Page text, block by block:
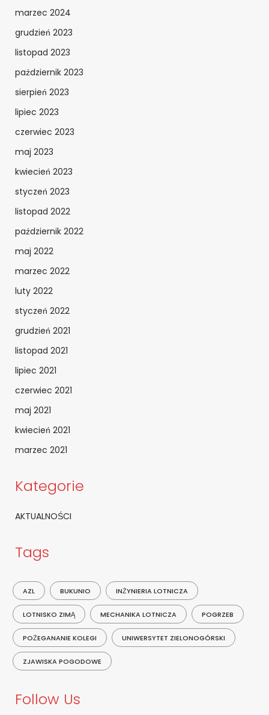
marzec 2024
grudzień 2023
listopad 2023
październik 2023
sierpień 2023
lipiec 2023
czerwiec 2023
maj 2023
kwiecień 2023
styczeń 2023
listopad 2022
październik 2022
maj 2022
marzec 2022
luty 2022
styczeń 2022
grudzień 2021
listopad 2021
lipiec 2021
czerwiec 2021
maj 2021
kwiecień 2021
marzec 2021
Kategorie
AKTUALNOŚCI
Tags
AZL BUKUNIO INŻYNIERIA LOTNICZA
LOTNISKO ZIMĄ MECHANIKA LOTNICZA POGRZEB
POŻEGANANIE KOLEGI UNIWERSYTET ZIELONOGÓRSKI
ZJAWISKA POGODOWE
Follow Us